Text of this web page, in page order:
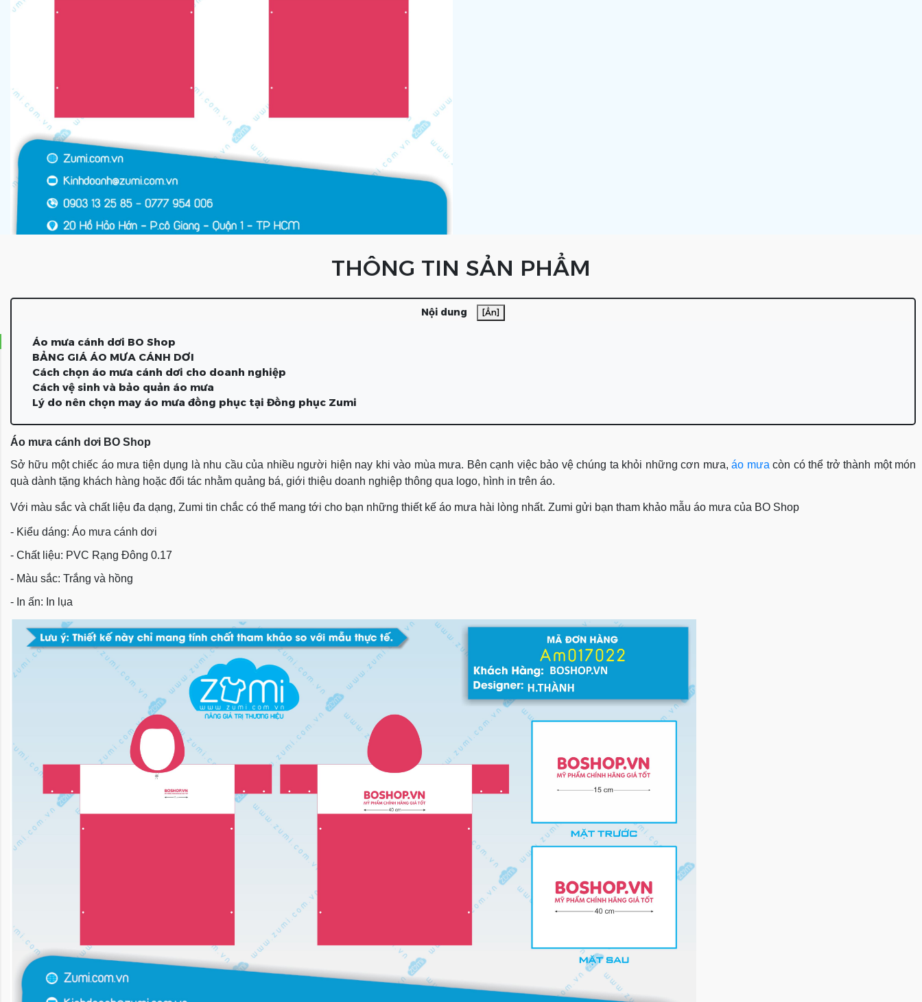
THÔNG TIN SẢN PHẨM
Nội dung [Ẩn]
Áo mưa cánh dơi BO Shop
BẢNG GIÁ ÁO MƯA CÁNH DƠI
Cách chọn áo mưa cánh dơi cho doanh nghiệp
Cách vệ sinh và bảo quản áo mưa
Lý do nên chọn may áo mưa đồng phục tại Đồng phục Zumi
Áo mưa cánh dơi BO Shop
Sở hữu một chiếc áo mưa tiện dụng là nhu cầu của nhiều người hiện nay khi vào mùa mưa. Bên cạnh việc bảo vệ chúng ta khỏi những cơn mưa,áo mưa còn có thể trở thành một món
quà dành tặng khách hàng hoặc đối tác nhằm quảng bá, giới thiệu doanh nghiệp thông qua logo, hình in trên áo.
Với màu sắc và chất liệu đa dạng, Zumi tin chắc có thể mang tới cho bạn những thiết kế áo mưa hài lòng nhất. Zumi gửi bạn tham khảo mẫu áo mưa của BO Shop
- Kiểu dáng: Áo mưa cánh dơi
- Chất liệu: PVC Rạng Đông 0.17
- Màu sắc: Trắng và hồng
- In ấn: In lụa